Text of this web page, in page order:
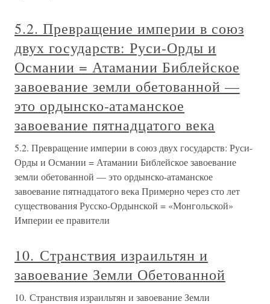
5.2. Превращение империи в союз
двух государств: Руси-Орды и
Османии = Атамании Библейское
завоевание земли обетованной —
это ордынско-атаманское
завоевание пятнадцатого века
5.2. Превращение империи в союз двух государств: Руси-
Орды и Османии = Атамании Библейское завоевание
земли обетованной — это ордынско-атаманское
завоевание пятнадцатого века Примерно через сто лет
существования Русско-Ордынской = «Монгольской»
Империи ее правители
10. Странствия израильтян и
завоевание Земли Обетованной
10. Странствия израильтян и завоевание Земли